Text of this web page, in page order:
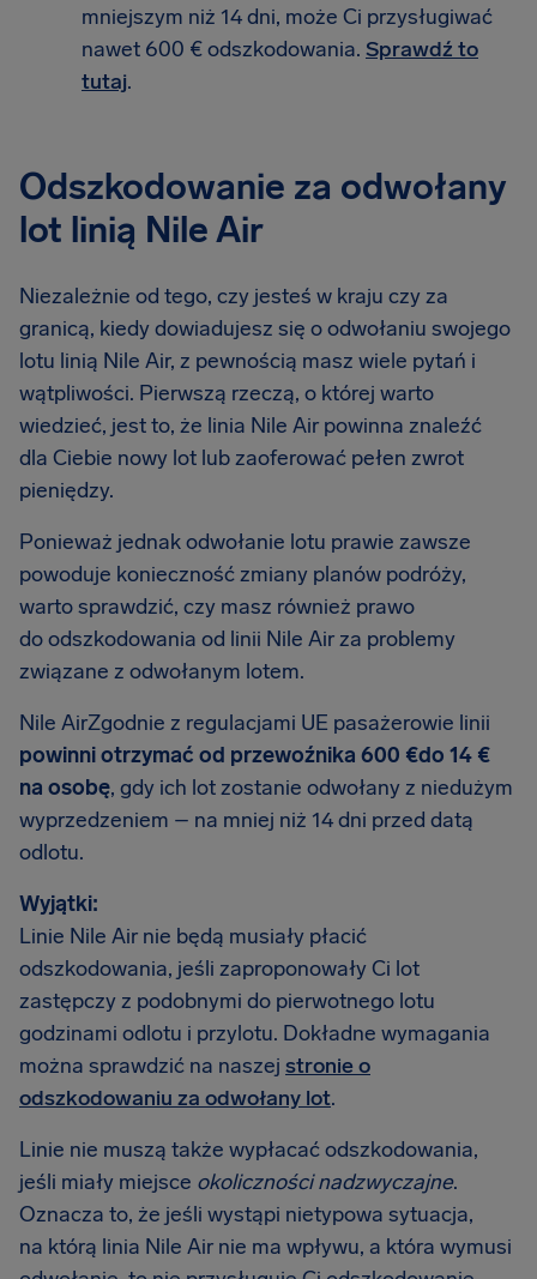
mniejszym niż 14 dni, może Ci przysługiwać
nawet 600 € odszkodowania. Sprawdź to
tutaj.
Odszkodowanie za odwołany
lot linią Nile Air
Niezależnie od tego, czy jesteś w kraju czy za
granicą, kiedy dowiadujesz się o odwołaniu swojego
lotu linią Nile Air, z pewnością masz wiele pytań i
wątpliwości. Pierwszą rzeczą, o której warto
wiedzieć, jest to, że linia Nile Air powinna znaleźć
dla Ciebie nowy lot lub zaoferować pełen zwrot
pieniędzy.
Ponieważ jednak odwołanie lotu prawie zawsze
powoduje konieczność zmiany planów podróży,
warto sprawdzić, czy masz również prawo
do odszkodowania od linii Nile Air za problemy
związane z odwołanym lotem.
Nile AirZgodnie z regulacjami UE pasażerowie linii
powinni otrzymać od przewoźnika 600 €do 14 €
na osobę, gdy ich lot zostanie odwołany z niedużym
wyprzedzeniem – na mniej niż 14 dni przed datą
odlotu.
Wyjątki:
Linie Nile Air nie będą musiały płacić
odszkodowania, jeśli zaproponowały Ci lot
zastępczy z podobnymi do pierwotnego lotu
godzinami odlotu i przylotu. Dokładne wymagania
można sprawdzić na naszej stronie o
odszkodowaniu za odwołany lot.
Linie nie muszą także wypłacać odszkodowania,
jeśli miały miejsce okoliczności nadzwyczajne.
Oznacza to, że jeśli wystąpi nietypowa sytuacja,
na którą linia Nile Air nie ma wpływu, a która wymusi